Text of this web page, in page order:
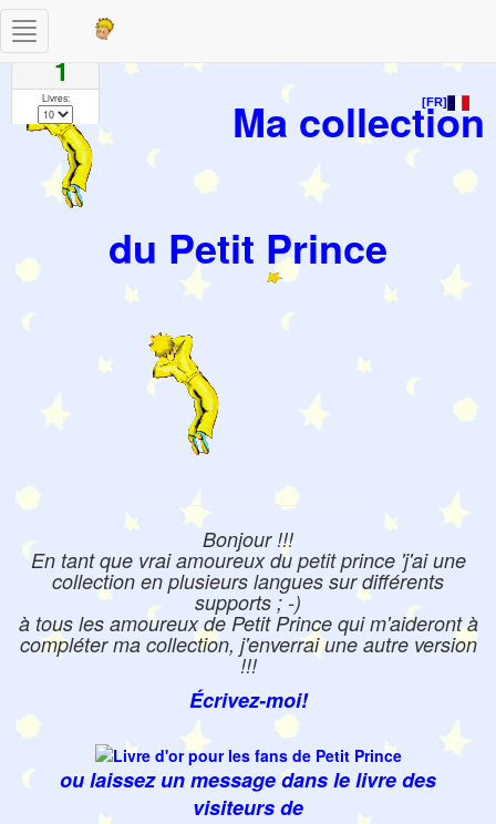
[FR]
Ma collection
du Petit Prince
Bonjour !!!
En tant que vrai amoureux du petit prince 'j'ai une
collection en plusieurs langues sur différents
supports ; -)
à tous les amoureux de Petit Prince qui m'aideront à
compléter ma collection, j'enverrai une autre version
!!!
Écrivez-moi!
ou laissez un message dans le livre des
visiteurs de
Toggle
navigation
Pages
1
Livres: